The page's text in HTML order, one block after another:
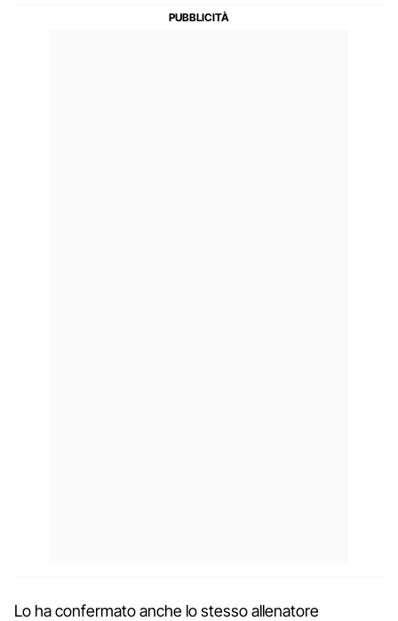
Lo ha confermato anche lo stesso allenatore